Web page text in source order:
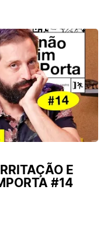
E
#14